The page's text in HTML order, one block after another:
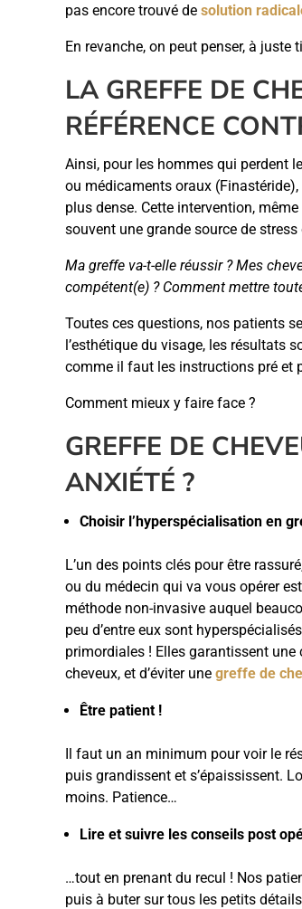
pas encore trouvé de solution
En revanche, on peut penser, à juste
LA GREFFE DE
RÉFÉRENCE
Ainsi, pour les hommes qui perdent
ou médicaments oraux (Finastéride),
plus dense. Cette intervention,
souvent une grande source de
Ma greffe va-t-elle réussir ? Mes
compétent(e) ? Comment mettre
Toutes ces questions, nos patients
l’esthétique du visage, les résultats
comme il faut les instructions pré et
Comment mieux y faire face ?
GREFFE DE
ANXIÉTÉ ?
Choisir l’hyperspécialisation en
L’un des points clés pour être rassuré,
ou du médecin qui va vous opérer
méthode non-invasive auquel
peu d’entre eux sont
primordiales ! Elles garantissent
cheveux, et d’éviter une greffe de
Être patient !
Il faut un an minimum pour voir le
puis grandissent et s’épaississent.
moins. Patience…
Lire et suivre les conseils post
…tout en prenant du recul ! Nos
puis à buter sur tous les petits